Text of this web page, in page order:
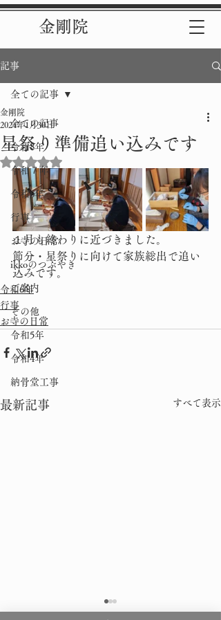
金剛院
記事
全ての記事
令和8年
令和７年
令和6年
行事
お寺の日常
ikkoのつぶやき
ご案内
その他
令和5年
令和4年
納骨堂工事
全ての記事
星祭り準備追い込みです
金剛院
2024年1月30日
5つ星のうちNaNと評価されています。
１月も終わりに近づきました。
節分・星祭りに向けて家族総出で追い
込みです。
令和6年
行事
お寺の日常
最新記事 すべて表示